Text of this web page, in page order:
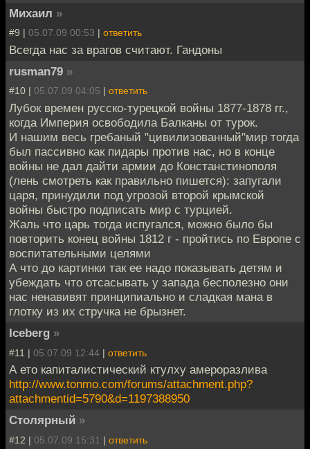
Михаил »
#9 | 05.07.09 00:53 | ответить
Всегда нас за врагов считают. Гандоны
rusman79 »
#10 | 05.07.09 04:05 | ответить
Лубок времен русско-турецкой войны 1877-1878 гг.,
когда Империя освободила Балканы от турок.
И нашим весь гребаный "цивилизованный"мир тогда
был пассивно как пидары против нас, но в конце
войны не дал дайти армии до Констанстинополя
(лень смотреть как правильно пишется): запугали
царя, принудили под угрозой второй крымской
войны быстро подписать мир с турцией.
Жаль что царь тогда испугался, можно было бы
повторить конец войны 1812 г - пройтись по Европе с
воспитательными целями
А что до картинки так ее надо показывать детям и
убеждать что отсасывать у запада бесполезно они
нас ненавивят принципиально и сладкая мана в
глотку из их стручка не брызнет.
Iceberg »
#11 | 05.07.09 12:44 | ответить
А ето капиталистический ктулху амероразлива
http://www.tonmo.com/forums/attachment.php?
attachmentid=5790&d=1197388950
Столярный »
#12 | 05.07.09 15:31 | ответить